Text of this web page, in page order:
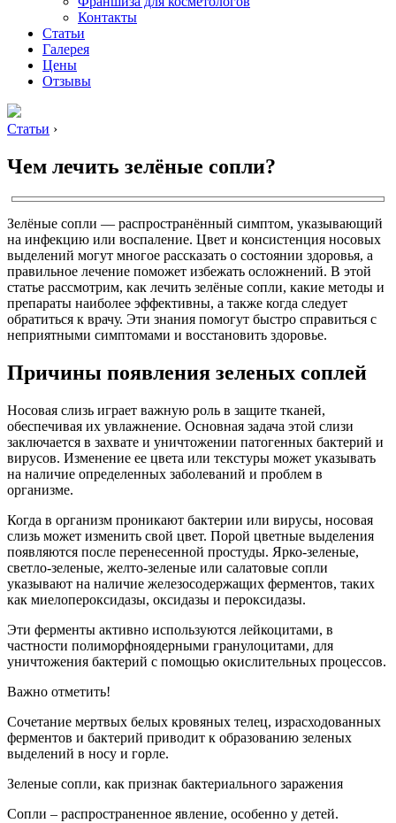
Контакты
Статьи
Галерея
Цены
Отзывы
Статьи ›
Чем лечить зелёные сопли?
Зелёные сопли — распространённый симптом, указывающий
на инфекцию или воспаление. Цвет и консистенция носовых
выделений могут многое рассказать о состоянии здоровья, а
правильное лечение поможет избежать осложнений. В этой
статье рассмотрим, как лечить зелёные сопли, какие методы и
препараты наиболее эффективны, а также когда следует
обратиться к врачу. Эти знания помогут быстро справиться с
неприятными симптомами и восстановить здоровье.
Причины появления зеленых соплей
Носовая слизь играет важную роль в защите тканей,
обеспечивая их увлажнение. Основная задача этой слизи
заключается в захвате и уничтожении патогенных бактерий и
вирусов. Изменение ее цвета или текстуры может указывать
на наличие определенных заболеваний и проблем в
организме.
Когда в организм проникают бактерии или вирусы, носовая
слизь может изменить свой цвет. Порой цветные выделения
появляются после перенесенной простуды. Ярко-зеленые,
светло-зеленые, желто-зеленые или салатовые сопли
указывают на наличие железосодержащих ферментов, таких
как миелопероксидазы, оксидазы и пероксидазы.
Эти ферменты активно используются лейкоцитами, в
частности полиморфноядерными гранулоцитами, для
уничтожения бактерий с помощью окислительных процессов.
Важно отметить!
Сочетание мертвых белых кровяных телец, израсходованных
ферментов и бактерий приводит к образованию зеленых
выделений в носу и горле.
Зеленые сопли, как признак бактериального заражения
Сопли – распространенное явление, особенно у детей.